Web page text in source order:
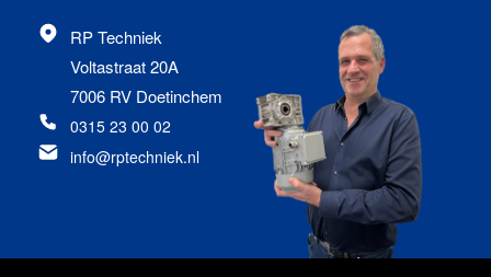
RP Techniek
Voltastraat 20A
7006 RV Doetinchem
0315 23 00 02
info@rptechniek.nl